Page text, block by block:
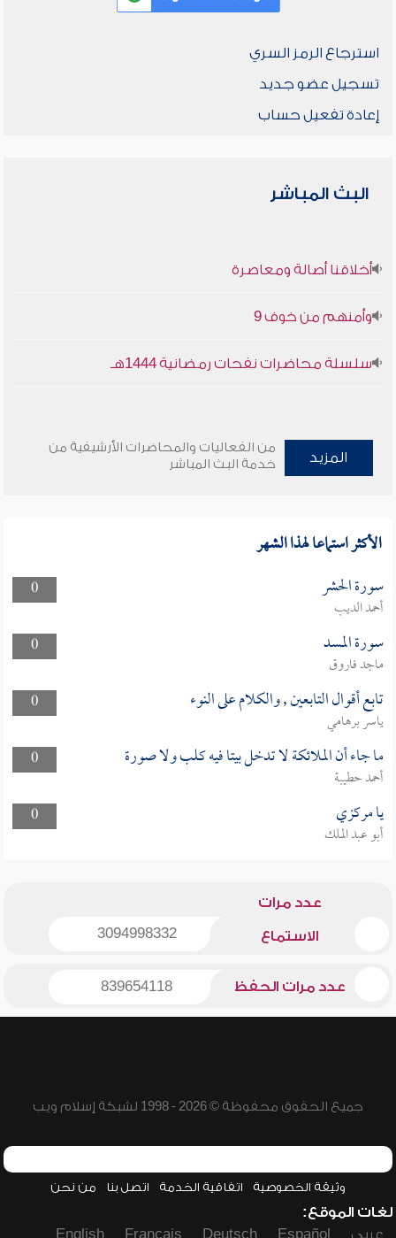
استرجاع الرمز السري
تسجيل عضو جديد
إعادة تفعيل حساب
البث المباشر
أخلاقنا أصالة ومعاصرة
وأمنهم من خوف 9
سلسلة محاضرات نفحات رمضانية 1444هـ
المزيد
من الفعاليات والمحاضرات الأرشيفية من
خدمة البث المباشر
الأكثر استماعا لهذا الشهر
0 سورة الحشر
أحمد الديب
0
سورة المسد
ماجد فاروق
0
تابع أقوال التابعين , والكلام على النوء
ياسر برهامي
0
ما جاء أن الملائكة لا تدخل بيتا فيه كلب ولا صورة
أحمد حطيبة
0
يا مركزي
أبو عبد الملك
عدد مرات
الاستماع 3094998332
عدد مرات الحفظ 839654118
جميع الحقوق محفوظة © 2026 - 1998 لشبكة إسلام ويب
وثيقة الخصوصية اتفاقية الخدمة اتصل بنا من نحن
لغات الموقع:
عربي
Español
Deutsch
Français
English